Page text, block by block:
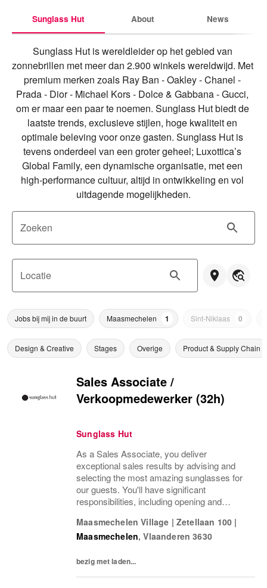
Sunglass Hut About News
Sunglass Hut is wereldleider op het gebied van
zonnebrillen met meer dan 2.900 winkels wereldwijd. Met
premium merken zoals Ray Ban - Oakley - Chanel -
Prada - Dior - Michael Kors - Dolce & Gabbana - Gucci,
om er maar een paar te noemen. Sunglass Hut biedt de
laatste trends, exclusieve stijlen, hoge kwaliteit en
optimale beleving voor onze gasten. Sunglass Hut is
tevens onderdeel van een groter geheel; Luxottica’s
Global Family, een dynamische organisatie, met een
high-performance cultuur, altijd in ontwikkeling en vol
uitdagende mogelijkheden.
Zoeken
Locatie
Jobs bij mij in de buurt Maasmechelen 1 Sint-Niklaas 0
Design & Creative Stages Overige Product & Supply Chain
Sales Associate /
Verkoopmedewerker (32h)
Sunglass Hut
As a Sales Associate, you deliver
exceptional sales results by advising and
selecting the most amazing sunglasses for
our guests. You'll have significant
responsibilities, including opening and
merchandising, and, of course, selling our
beautiful products...
Maasmechelen Village | Zetellaan 100 |
Maasmechelen,Vlaanderen 3630
bezig met laden...